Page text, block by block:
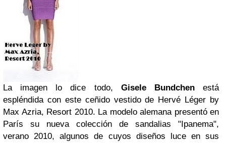
La imagen lo dice todo, Gisele Bundchenestá
espléndida con este ceñido vestido de Hervé Léger by
Max Azria, Resort 2010. La modelo alemana presentó en
París su nueva colección de sandalias "Ipanema",
verano 2010, algunos de cuyos diseños luce en sus